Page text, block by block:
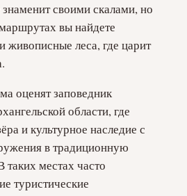
своими скалами, но
вы найдете
живописные леса, где царит
оценят заповедник
области, где
и культурное наследие с
в традиционную
местах часто
туристические